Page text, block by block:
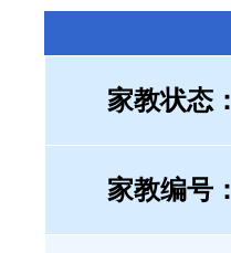
家教状态：
家教编号：